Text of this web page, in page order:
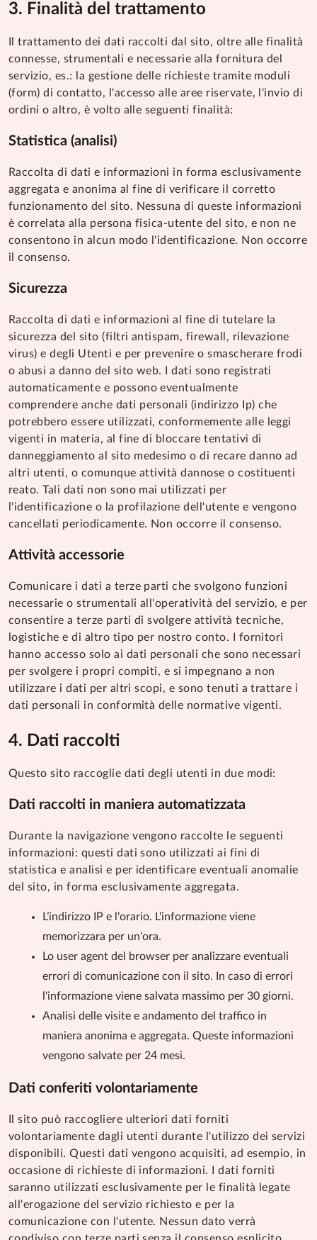
Finalità del trattamento
Il trattamento dei dati raccolti dal sito, oltre alle finalità
connesse, strumentali e necessarie alla fornitura del
servizio, es.: la gestione delle richieste tramite moduli
(form) di contatto, l'accesso alle aree riservate, l'invio di
ordini o altro, è volto alle seguenti finalità:
Statistica (analisi)
Raccolta di dati e informazioni in forma esclusivamente
aggregata e anonima al fine di verificare il corretto
funzionamento del sito. Nessuna di queste informazioni
è correlata alla persona fisica-utente del sito, e non ne
consentono in alcun modo l'identificazione. Non occorre
il consenso.
Sicurezza
Raccolta di dati e informazioni al fine di tutelare la
sicurezza del sito (filtri antispam, firewall, rilevazione
virus) e degli Utenti e per prevenire o smascherare frodi
o abusi a danno del sito web. I dati sono registrati
automaticamente e possono eventualmente
comprendere anche dati personali (indirizzo Ip) che
potrebbero essere utilizzati, conformemente alle leggi
vigenti in materia, al fine di bloccare tentativi di
danneggiamento al sito medesimo o di recare danno ad
altri utenti, o comunque attività dannose o costituenti
reato. Tali dati non sono mai utilizzati per
l'identificazione o la profilazione dell'utente e vengono
cancellati periodicamente. Non occorre il consenso.
Attività accessorie
Comunicare i dati a terze parti che svolgono funzioni
necessarie o strumentali all'operatività del servizio, e per
consentire a terze parti di svolgere attività tecniche,
logistiche e di altro tipo per nostro conto. I fornitori
hanno accesso solo ai dati personali che sono necessari
per svolgere i propri compiti, e si impegnano a non
utilizzare i dati per altri scopi, e sono tenuti a trattare i
dati personali in conformità delle normative vigenti.
Dati raccolti
Questo sito raccoglie dati degli utenti in due modi:
Dati raccolti in maniera automatizzata
Durante la navigazione vengono raccolte le seguenti
informazioni: questi dati sono utilizzati ai fini di
statistica e analisi e per identificare eventuali anomalie
del sito, in forma esclusivamente aggregata.
L’indirizzo IP e l'orario. L'informazione viene
memorizzara per un'ora.
Lo user agent del browser per analizzare eventuali
errori di comunicazione con il sito. In caso di errori
l'informazione viene salvata massimo per 30 giorni.
Analisi delle visite e andamento del traffico in
maniera anonima e aggregata. Queste informazioni
vengono salvate per 24 mesi.
Dati conferiti volontariamente
Il sito può raccogliere ulteriori dati forniti
volontariamente dagli utenti durante l'utilizzo dei servizi
disponibili. Questi dati vengono acquisiti, ad esempio, in
occasione di richieste di informazioni. I dati forniti
saranno utilizzati esclusivamente per le finalità legate
all'erogazione del servizio richiesto e per la
comunicazione con l'utente. Nessun dato verrà